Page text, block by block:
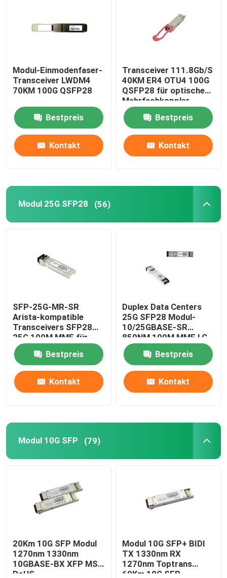
Modul-Einmodenfaser-
Transceiver LWDM4
70KM 100G QSFP28
Bestpreis
Kontakt
Transceiver 111.8Gb/S
40KM ER4 OTU4 100G
QSFP28 für optischen
Mehrfachkoppler
Oadm Cwdm
Bestpreis
Kontakt
Modul 25G SFP28 (56)
SFP-25G-MR-SR
Arista-kompatible
Transceivers SFP28
25G 100M MMF für
Campus LAN
Bestpreis
Kontakt
Duplex Data Centers
25G SFP28 Modul-
10/25GBASE-SR
850NM 100M MMF LC
Bestpreis
Kontakt
Modul 10G SFP (79)
20Km 10G SFP Modul
1270nm 1330nm
10GBASE-BX XFP MSA
RoHS
Modul 10G SFP+ BIDI
TX 1330nm RX
1270nm Toptrans
60Km 10G SFP